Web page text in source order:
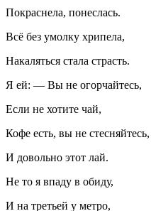
Покраснела, понеслась.
Всё без умолку хрипела,
Накаляться стала страсть.
Я ей: — Вы не огорчайтесь,
Если не хотите чай,
Кофе есть, вы не стесняйтесь,
И довольно этот лай.
Не то я впаду в обиду,
И на третьей у метро,